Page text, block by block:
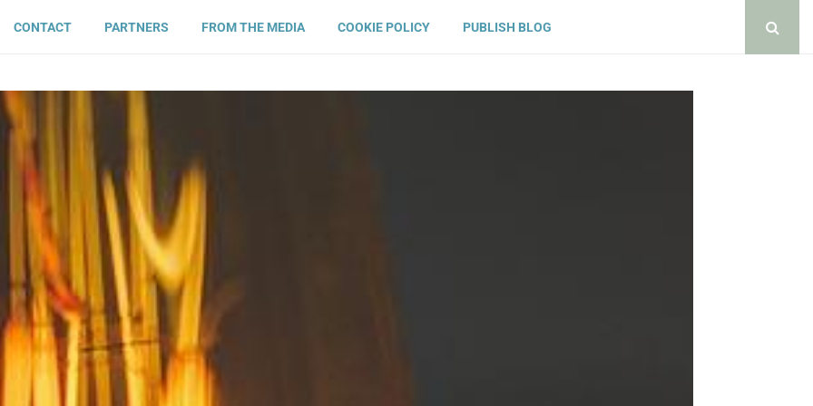
CONTACT PARTNERS FROM THE MEDIA COOKIE POLICY PUBLISH BLOG